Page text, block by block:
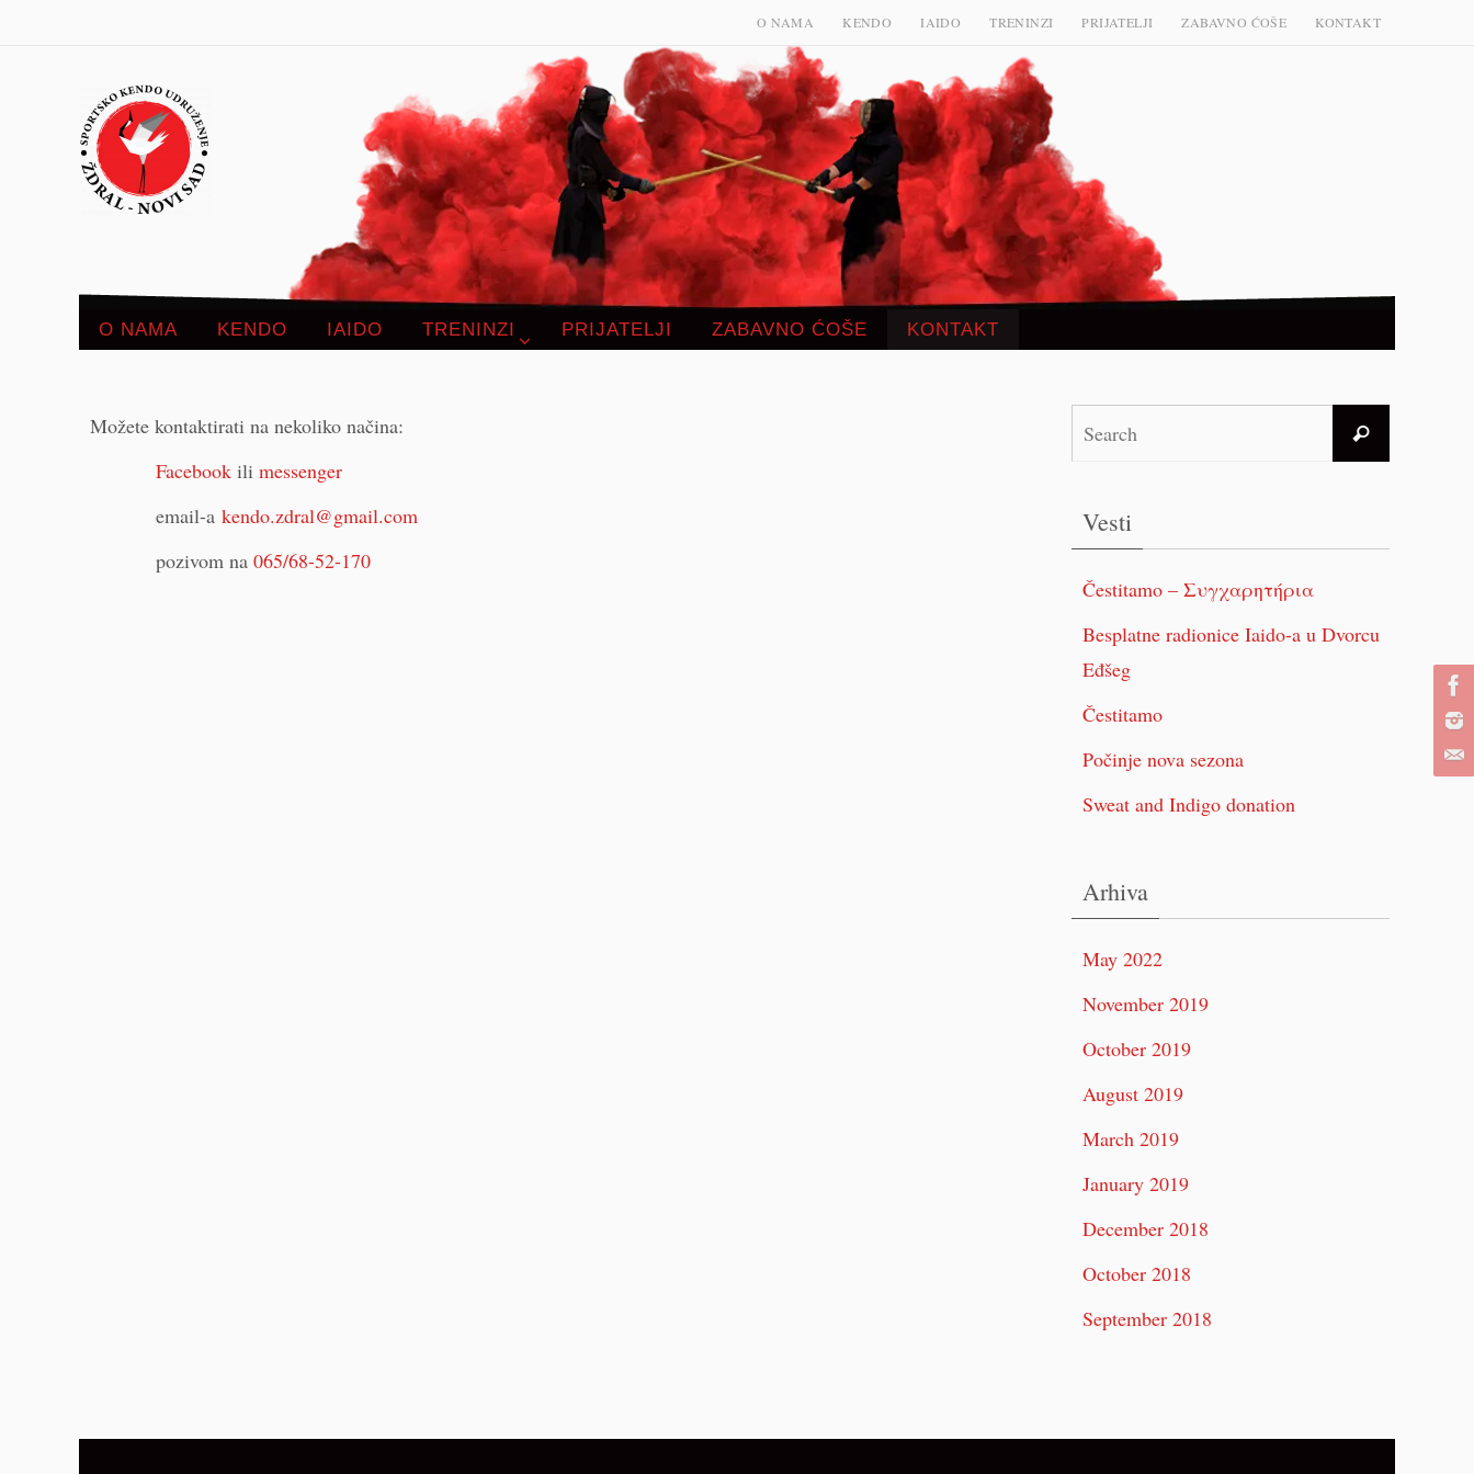
O NAMA KENDO IAIDO TRENINZI PRIJATELJI ZABAVNO ĆOŠE KONTAKT
O NAMA KENDO IAIDO TRENINZI PRIJATELJI ZABAVNO ĆOŠE KONTAKT
Možete kontaktirati na nekoliko načina:
Facebook ili messenger
email-a kendo.zdral@gmail.com
pozivom na 065/68-52-170
Vesti
Čestitamo – Συγχαρητήρια
Besplatne radionice Iaido-a u Dvorcu
Eđšeg
Čestitamo
Počinje nova sezona
Sweat and Indigo donation
Arhiva
May 2022
November 2019
October 2019
August 2019
March 2019
January 2019
December 2018
October 2018
September 2018